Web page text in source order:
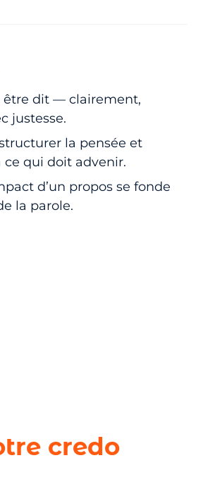
être dit — clairement,
justesse.
la pensée et
qui doit advenir.
d’un propos se fonde
la parole.
credo